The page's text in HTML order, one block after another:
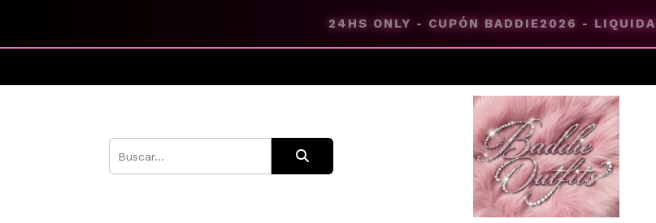
24HS ONLY - CUPÓN BADDIE2026 -